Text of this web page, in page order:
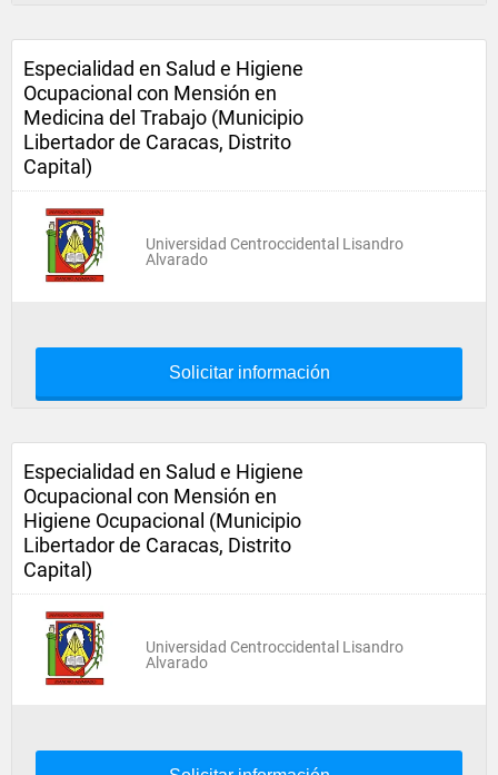
Especialidad en Salud e Higiene
Ocupacional con Mensión en
Medicina del Trabajo (Municipio
Libertador de Caracas, Distrito
Capital)
Universidad Centroccidental Lisandro
Alvarado
Solicitar información
Especialidad en Salud e Higiene
Ocupacional con Mensión en
Higiene Ocupacional (Municipio
Libertador de Caracas, Distrito
Capital)
Universidad Centroccidental Lisandro
Alvarado